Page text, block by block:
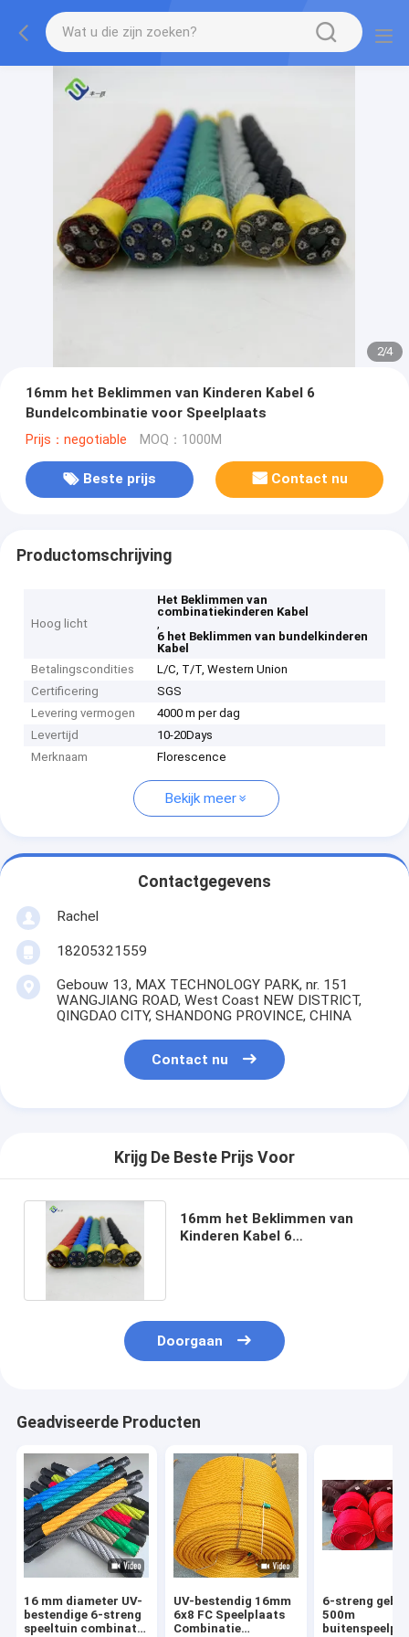
2/4
16mm het Beklimmen van Kinderen Kabel 6
Bundelcombinatie voor Speelplaats
Prijs：negotiable MOQ：1000M
Beste prijs Contact nu
Productomschrijving
Hoog licht
Het Beklimmen van
combinatiekinderen Kabel
,
6 het Beklimmen van bundelkinderen
Kabel
Betalingscondities
L/C, T/T, Western Union
Certificering
SGS
Levering vermogen
4000 m per dag
Levertijd
10-20Days
Merknaam
Florescence
Bekijk meer
Contactgegevens
Rachel
18205321559
Gebouw 13, MAX TECHNOLOGY PARK, nr. 151
WANGJIANG ROAD, West Coast NEW DISTRICT,
QINGDAO CITY, SHANDONG PROVINCE, CHINA
Contact nu
Krijg De Beste Prijs Voor
16mm het Beklimmen van
Kinderen Kabel 6
Doorgaan
Geadviseerde Producten
16 mm diameter UV-
bestendige 6-streng
speeltuin combinatie
UV-bestendig 16mm
6x8 FC Speelplaats
Combinatie
6-streng
500m